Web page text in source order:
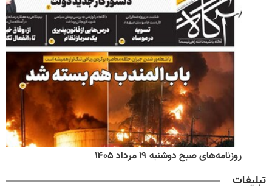
روزنامه‌های صبح دوشنبه ۱۹ مرداد ۱۴۰۵
تبلیغات